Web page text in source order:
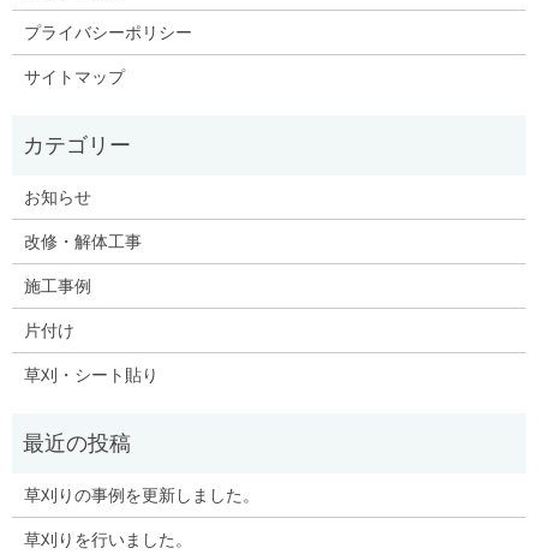
プライバシーポリシー
サイトマップ
お知らせ
改修・解体工事
施工事例
片付け
草刈・シート貼り
草刈りの事例を更新しました。
草刈りを行いました。